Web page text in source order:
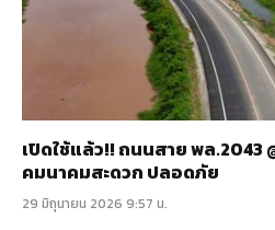
เปิดใช้แล้ว!! ถนนสาย พล.2043
คมนาคมสะดวก ปลอดภัย
29 มิถุนายน 2026 9:57 น.